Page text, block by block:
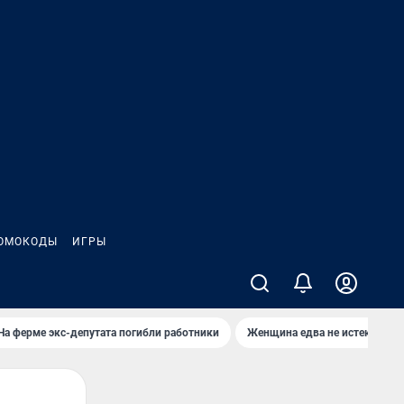
ИГРЫ
ферме экс-депутата погибли работники Женщина едва не истекла